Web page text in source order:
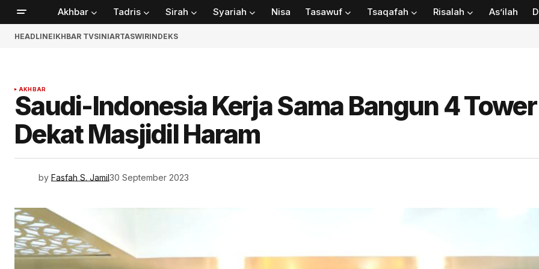
Akhbar Tadris Sirah Syariah Nisa Tasawuf Tsaqafah Risalah As’ilah
HEADLINEIKHBAR TVSINIARTASWIRINDEKS
AKHBAR
Saudi-Indonesia Kerja Sama Bangun 4 Tower
Dekat Masjidil Haram
by Fasfah S. Jamil30 September 2023